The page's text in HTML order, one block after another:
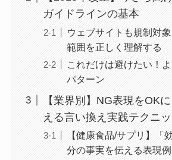
ガイドラインの基本
ウェブサイトも規制対
範囲を正しく理解する
これだけは避けたい！
パターン
【業界別】NG表現をOK
える言い換え実践テクニッ
【健康食品/サプリ】「
分の事実を伝える表現例